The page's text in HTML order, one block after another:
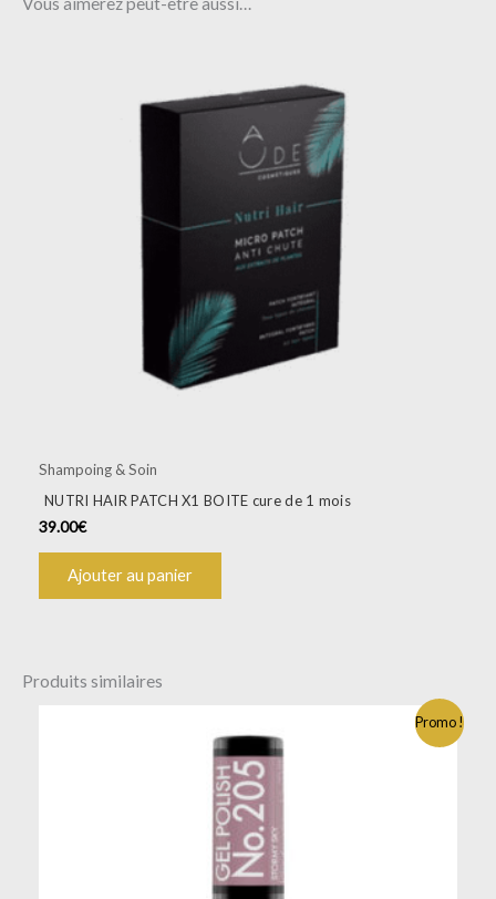
Shampoing & Soin
NUTRI HAIR PATCH X1 BOITE cure de 1 mois
39.00€
Ajouter au panier
Produits similaires
Promo !